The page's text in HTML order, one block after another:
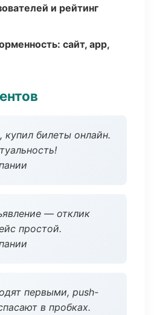
и рейтинг
сайт, app,
билеты онлайн.
— отклик
простой.
первыми, push-
в пробках.